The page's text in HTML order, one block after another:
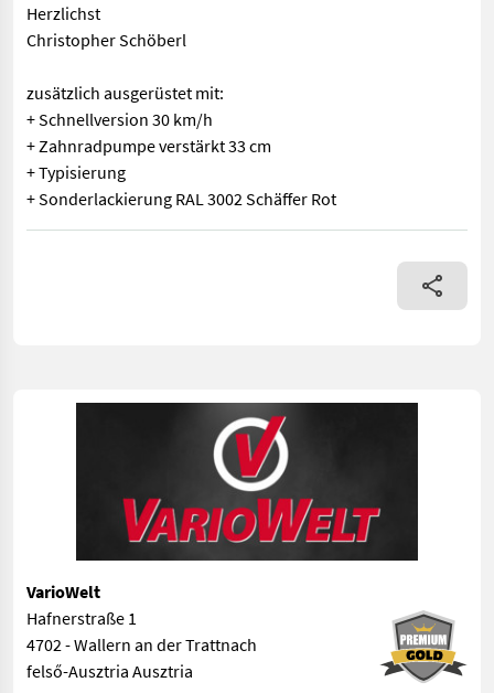
Herzlichst
Christopher Schöberl
zusätzlich ausgerüstet mit:
+ Schnellversion 30 km/h
+ Zahnradpumpe verstärkt 33 cm
+ Typisierung
+ Sonderlackierung RAL 3002 Schäffer Rot
Radlader Schäffer 5470z Deutz Motor TD 2.9, Leistung 55
VarioWelt
Hafnerstraße 1
4702 - Wallern an der Trattnach
felső-Ausztria Ausztria